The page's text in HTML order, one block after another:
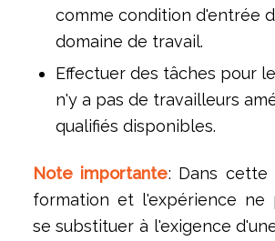
comme condition d'entrée
domaine de travail.
Effectuer des tâches pour
n'y a pas de travailleurs
qualifiés disponibles.
Note importante: Dans cette
formation et l'expérience ne
se substituer à l'exigence